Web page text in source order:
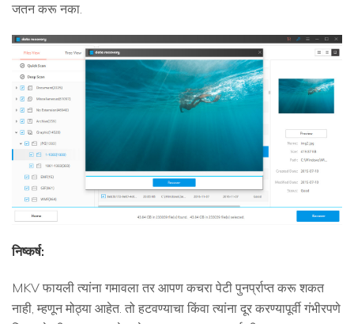
जतन करू नका.
निष्कर्ष:
MKV फायली त्यांना गमावला तर आपण कचरा पेटी पुनर्प्राप्त करू शकत
नाही, म्हणून मोठ्या आहेत. तो हटवण्याचा किंवा त्यांना दूर करण्यापूर्वी गंभीरपणे